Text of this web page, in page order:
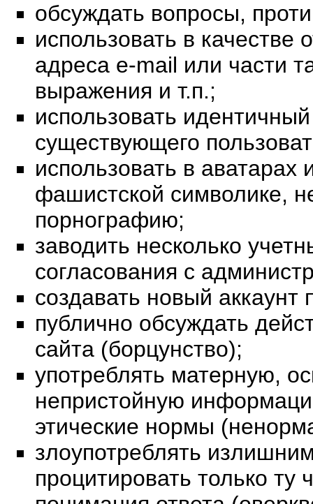
обсуждать вопросы,
использовать в
адреса e-mail или части
выражения и т.п.;
использовать
существующего
использовать в
фашистской символике,
порнографию;
заводить несколько
согласования с
создавать новый
публично обсуждать
сайта (борцунство);
употреблять матерную,
непристойную
этические нормы
злоупотреблять
процитировать только ту